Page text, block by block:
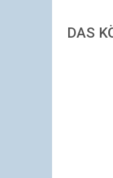
DAS